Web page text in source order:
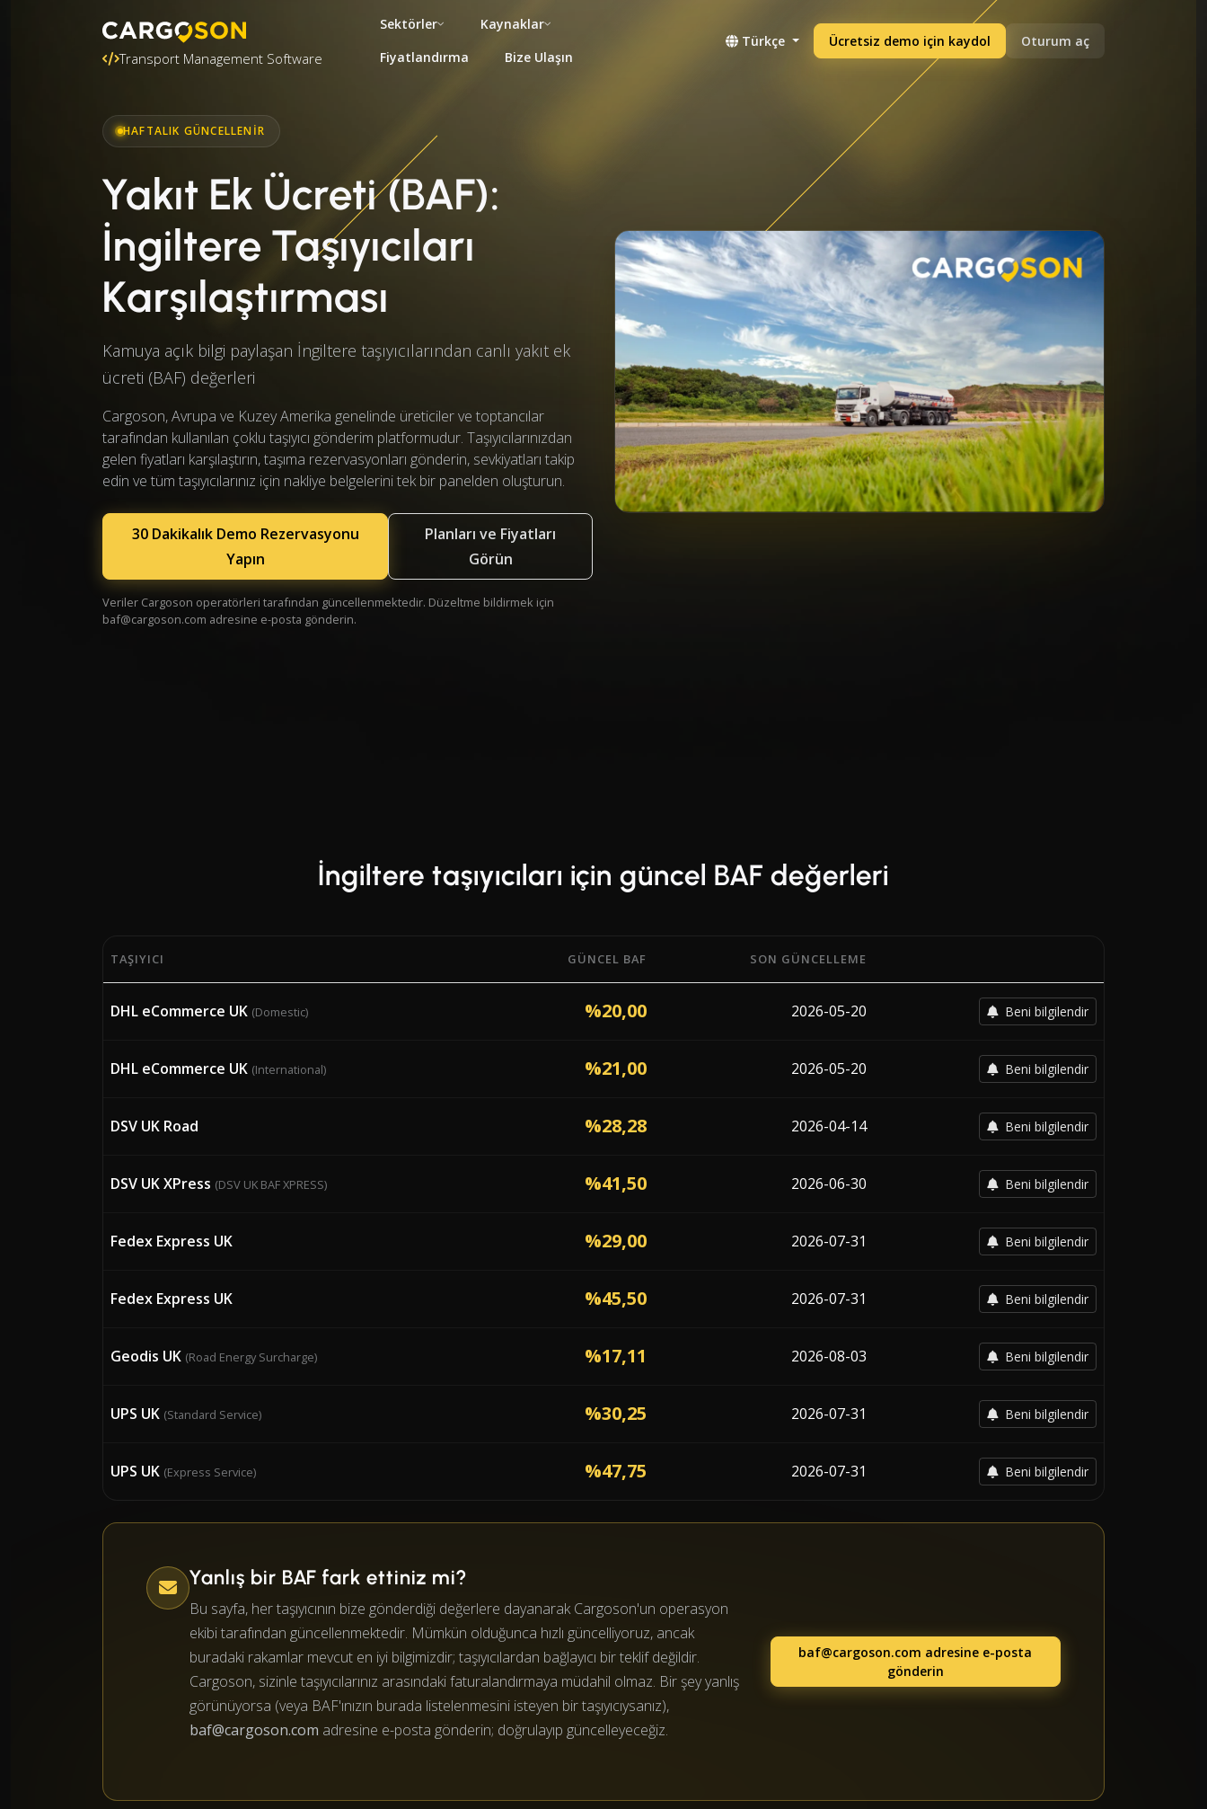
Transport Management Software
Sektörler
Kaynaklar
Fiyatlandırma
Bize Ulaşın
Türkçe Ücretsiz demo için kaydol Oturum aç
HAFTALIK GÜNCELLENIR
Yakıt Ek Ücreti (BAF):
İngiltere Taşıyıcıları
Karşılaştırması
Kamuya açık bilgi paylaşan İngiltere taşıyıcılarından canlı yakıt ek
ücreti (BAF) değerleri
Cargoson, Avrupa ve Kuzey Amerika genelinde üreticiler ve toptancılar
tarafından kullanılan çoklu taşıyıcı gönderim platformudur. Taşıyıcılarınızdan
gelen fiyatları karşılaştırın, taşıma rezervasyonları gönderin, sevkiyatları takip
edin ve tüm taşıyıcılarınız için nakliye belgelerini tek bir panelden oluşturun.
30 Dakikalık Demo Rezervasyonu
Yapın
Planları ve Fiyatları
Görün
Veriler Cargoson operatörleri tarafından güncellenmektedir. Düzeltme bildirmek için
baf@cargoson.com adresine e-posta gönderin.
İngiltere taşıyıcıları için güncel BAF değerleri
Birleşik Krallık ülkesinde faaliyet gösteren 9 taşıyıcıdan güncel Bunker Adjustment Factor (BAF) yüzdeleri ve her taşıyıcının en son değişiklik tarihi.
TAŞIYICI GÜNCEL BAF SON GÜNCELLEME
DHL eCommerce UK (Domestic) %20,00 2026-05-20 Beni bilgilendir
DHL eCommerce UK (International) %21,00 2026-05-20 Beni bilgilendir
DSV UK Road %28,28 2026-04-14 Beni bilgilendir
DSV UK XPress (DSV UK BAF XPRESS) %41,50 2026-06-30 Beni bilgilendir
Fedex Express UK %29,00 2026-07-31 Beni bilgilendir
Fedex Express UK %45,50 2026-07-31 Beni bilgilendir
Geodis UK (Road Energy Surcharge) %17,11 2026-08-03 Beni bilgilendir
UPS UK (Standard Service) %30,25 2026-07-31 Beni bilgilendir
UPS UK (Express Service) %47,75 2026-07-31 Beni bilgilendir
Yanlış bir BAF fark ettiniz mi?
Bu sayfa, her taşıyıcının bize gönderdiği değerlere dayanarak Cargoson'un operasyon
ekibi tarafından güncellenmektedir. Mümkün olduğunca hızlı güncelliyoruz, ancak
buradaki rakamlar mevcut en iyi bilgimizdir; taşıyıcılardan bağlayıcı bir teklif değildir.
Cargoson, sizinle taşıyıcılarınız arasındaki faturalandırmaya müdahil olmaz. Bir şey yanlış
görünüyorsa (veya BAF'ınızın burada listelenmesini isteyen bir taşıyıcıysanız),
baf@cargoson.com adresine e-posta gönderin; doğrulayıp güncelleyeceğiz.
baf@cargoson.com adresine e-posta
gönderin